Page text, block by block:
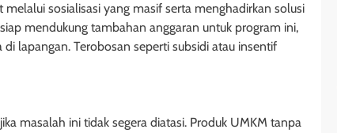
sosialisasi yang masif serta menghadirkan solusi
mendukung tambahan anggaran untuk program ini,
lapangan. Terobosan seperti subsidi atau insentif
masalah ini tidak segera diatasi. Produk UMKM tanpa